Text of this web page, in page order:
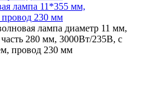
лампа 11*355 мм,
230 мм
лампа диаметр 11 мм,
280 мм, 3000Вт/235В, с
провод 230 мм